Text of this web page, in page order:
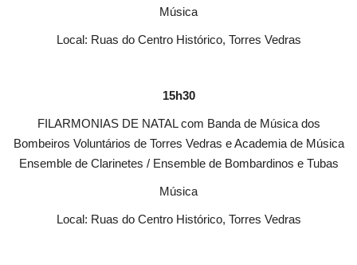
Música
Local: Ruas do Centro Histórico, Torres Vedras
15h30
FILARMONIAS DE NATAL com Banda de Música dos
Bombeiros Voluntários de Torres Vedras e Academia de Música
Ensemble de Clarinetes / Ensemble de Bombardinos e Tubas
Música
Local: Ruas do Centro Histórico, Torres Vedras